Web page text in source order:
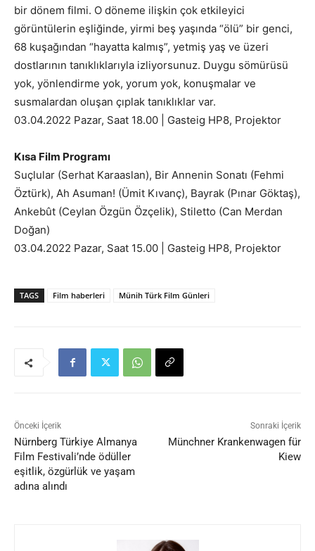
bir dönem filmi. O döneme ilişkin çok etkileyici
görüntülerin eşliğinde, yirmi beş yaşında “ölü” bir genci,
68 kuşağından “hayatta kalmış”, yetmiş yaş ve üzeri
dostlarının tanıklıklarıyla izliyorsunuz. Duygu sömürüsü
yok, yönlendirme yok, yorum yok, konuşmalar ve
susmalardan oluşan çıplak tanıklıklar var.
03.04.2022 Pazar, Saat 18.00 | Gasteig HP8, Projektor
Kısa Film Programı
Suçlular (Serhat Karaaslan), Bir Annenin Sonatı (Fehmi
Öztürk), Ah Asuman! (Ümit Kıvanç), Bayrak (Pınar Göktaş),
Ankebût (Ceylan Özgün Özçelik), Stiletto (Can Merdan
Doğan)
03.04.2022 Pazar, Saat 15.00 | Gasteig HP8, Projektor
TAGS Film haberleri Münih Türk Film Günleri
Önceki İçerik
Nürnberg Türkiye Almanya
Film Festivali’nde ödüller
eşitlik, özgürlük ve yaşam
adına alındı
Sonraki İçerik
Münchner Krankenwagen für
Kiew